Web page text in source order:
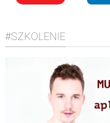
#SZKOLENIE